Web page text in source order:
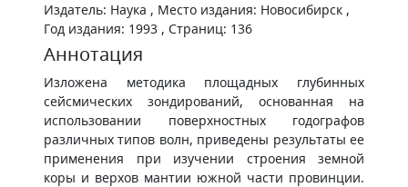
Издатель: Наука , Место издания: Новосибирск ,
Год издания: 1993 , Страниц: 136
Аннотация
Изложена методика площадных глубинных
сейсмических зондирований, основанная на
использовании поверхностных годографов
различных типов волн, приведены результаты ее
применения при изучении строения земной
коры и верхов мантии южной части провинции.